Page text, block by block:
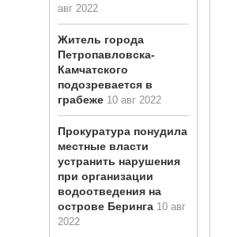
авг 2022
Житель города
Петропавловска-
Камчатского
подозревается в
грабеже 10 авг 2022
Прокуратура понудила
местные власти
устранить нарушения
при организации
водоотведения на
острове Беринга 10 авг
2022